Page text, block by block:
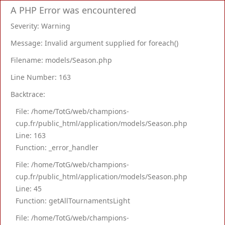
A PHP Error was encountered
Severity: Warning
Message: Invalid argument supplied for foreach()
Filename: models/Season.php
Line Number: 163
Backtrace:
File: /home/TotG/web/champions-
cup.fr/public_html/application/models/Season.php
Line: 163
Function: _error_handler
File: /home/TotG/web/champions-
cup.fr/public_html/application/models/Season.php
Line: 45
Function: getAllTournamentsLight
File: /home/TotG/web/champions-